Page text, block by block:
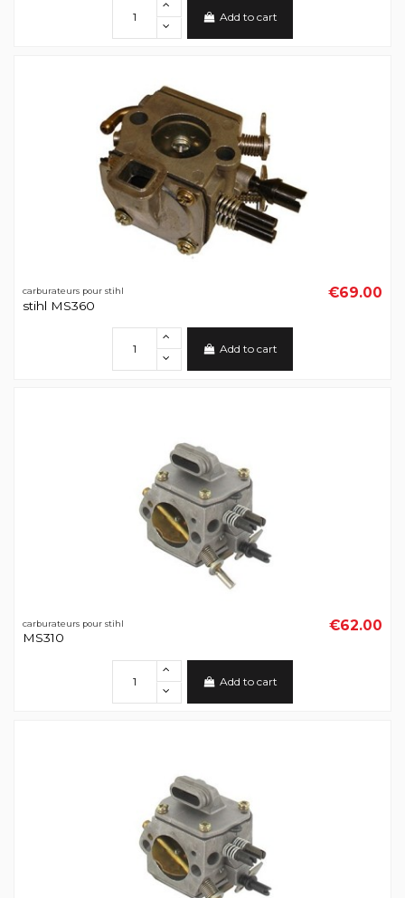
Add to cart
carburateurs pour stihl
stihl MS360
€69.00
Add to cart
carburateurs pour stihl
MS310
€62.00
Add to cart